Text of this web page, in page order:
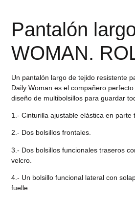
Pantalón
WOMAN.
Un pantalón largo de tejido resistente
Daily Woman es el compañero
diseño de multibolsillos para guardar
1.- Cinturilla ajustable elástica en parte
2.- Dos bolsillos frontales.
3.- Dos bolsillos funcionales traseros
velcro.
4.- Un bolsillo funcional lateral con
fuelle.